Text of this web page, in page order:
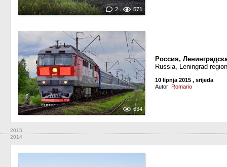
2 571
634
Россия,
Russia, Leningrad
10 lipnja 2015 , srijeda
Autor: Romario
2015
2014